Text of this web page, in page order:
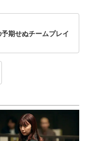
期せぬチームプレイ